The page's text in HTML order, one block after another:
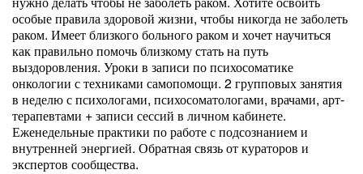
особые правила здоровой жизни, чтобы никогда не заболеть
раком. Имеет близкого больного раком и хочет научиться
как правильно помочь близкому стать на путь
выздоровления. Уроки в записи по психосоматике
онкологии с техниками самопомощи. 2 групповых занятия
в неделю с психологами, психосоматологами, врачами, арт-
терапевтами + записи сессий в личном кабинете.
Еженедельные практики по работе с подсознанием и
внутренней энергией. Обратная связь от кураторов и
экспертов сообщества.